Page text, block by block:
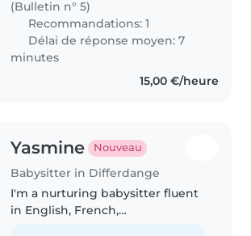
(Bulletin n° 5)
Recommandations: 1
Délai de réponse moyen: 7
minutes
15,00 €/heure
Yasmine Nouveau
Babysitter in Differdange
I'm a nurturing babysitter fluent
in English, French,